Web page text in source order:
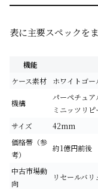
表に主要スペックを
機能
ケース素材
ホワイトゴー
機構
パーペチュア
ミニッツリピ
サイズ
42mm
価格帯（参
考）
約1億円前後
中古市場動
向
リセールバ